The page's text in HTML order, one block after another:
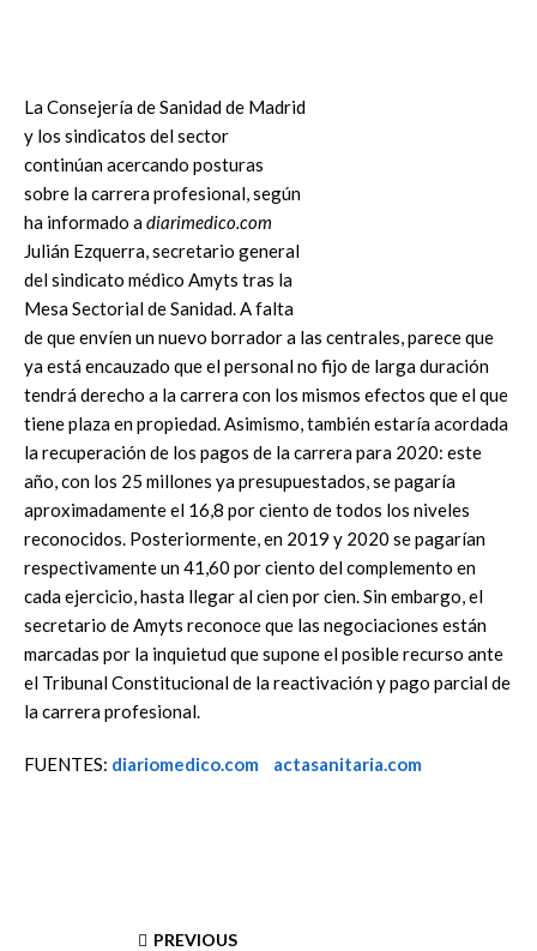
La Consejería de Sanidad de Madrid
y los sindicatos del sector
continúan acercando posturas
sobre la carrera profesional, según
ha informado adiarimedico.com
Julián Ezquerra, secretario general
del sindicato médico Amyts tras la
Mesa Sectorial de Sanidad. A falta
de que envíen un nuevo borrador a las centrales, parece que
ya está encauzado que el personal no fijo de larga duración
tendrá derecho a la carrera con los mismos efectos que el que
tiene plaza en propiedad. Asimismo, también estaría acordada
la recuperación de los pagos de la carrera para 2020: este
año, con los 25 millones ya presupuestados, se pagaría
aproximadamente el 16,8 por ciento de todos los niveles
reconocidos. Posteriormente, en 2019 y 2020 se pagarían
respectivamente un 41,60 por ciento del complemento en
cada ejercicio, hasta llegar al cien por cien. Sin embargo, el
secretario de Amyts reconoce que las negociaciones están
marcadas por la inquietud que supone el posible recurso ante
el Tribunal Constitucional de la reactivación y pago parcial de
la carrera profesional.
FUENTES: diariomedico.com actasanitaria.com
PREVIOUS